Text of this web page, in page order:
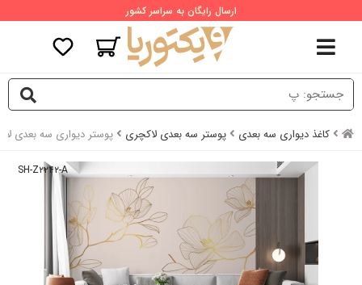
ارسال رایگان به سراسر کشور
کاغذ دیواری سه بعدی پوستر سه بعدی لاکچری پوستر دیواری سه بعدی
SH-Z۲۲۴۲-A